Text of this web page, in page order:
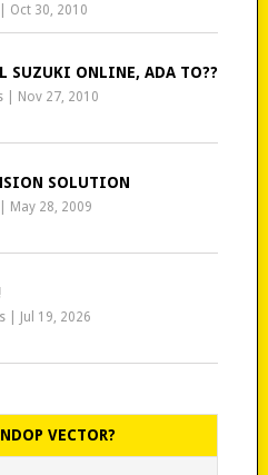
Oct 30, 2010
SUZUKI ONLINE, ADA TO??
Nov 27, 2010
SOLUTION
May 28, 2009
Jul 19, 2026
VECTOR?